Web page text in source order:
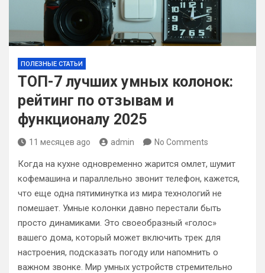
ПОЛЕЗНЫЕ СТАТЬИ
ТОП-7 лучших умных колонок:
рейтинг по отзывам и
функционалу 2025
11 месяцев ago admin No Comments
Когда на кухне одновременно жарится омлет, шумит
кофемашина и параллельно звонит телефон, кажется,
что еще одна пятиминутка из мира технологий не
помешает. Умные колонки давно перестали быть
просто динамиками. Это своеобразный «голос»
вашего дома, который может включить трек для
настроения, подсказать погоду или напомнить о
важном звонке. Мир умных устройств стремительно